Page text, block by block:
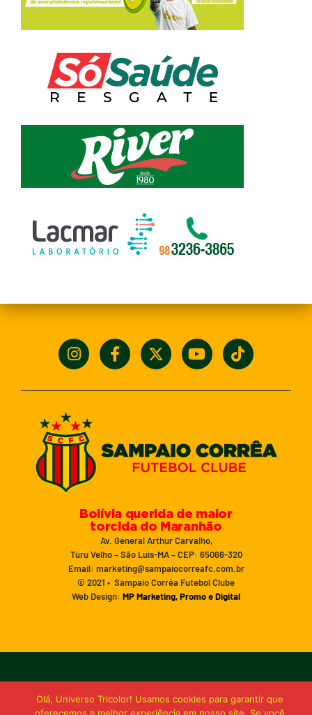
Bolívia querida de maior
torcida do Maranhão
Av. General Arthur Carvalho,
Turu Velho – São Luís-MA – CEP: 65066-320
Email: marketing@sampaiocorreafc.com.br
© 2021 • Sampaio Corrêa Futebol Clube
Web Design: MP Marketing, Promo e Digital
Olá, Universo Tricolor! Usamos cookies para garantir que